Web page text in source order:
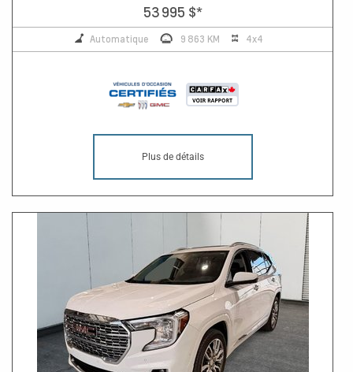
53 995 $*
Automatique 9 863 KM 4x4
Plus de détails